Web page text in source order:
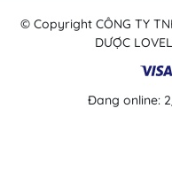
© Copyright CÔNG TY
DƯỢC
Đang online: 2